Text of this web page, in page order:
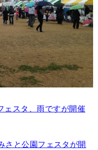
ェスタ、雨ですが開催
さと公園フェスタが開